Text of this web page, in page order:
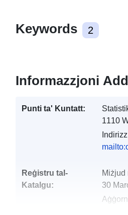
Keywords 2
Informazzjoni
Punti ta' Kuntatt:
1110
Reġistru tal-
Katalgu:
Miżjud
30